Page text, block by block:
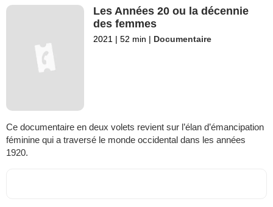
Les Années 20 ou la décennie
des femmes
2021 | 52 min | Documentaire
Ce documentaire en deux volets revient sur l’élan d’émancipation
féminine qui a traversé le monde occidental dans les années
1920.